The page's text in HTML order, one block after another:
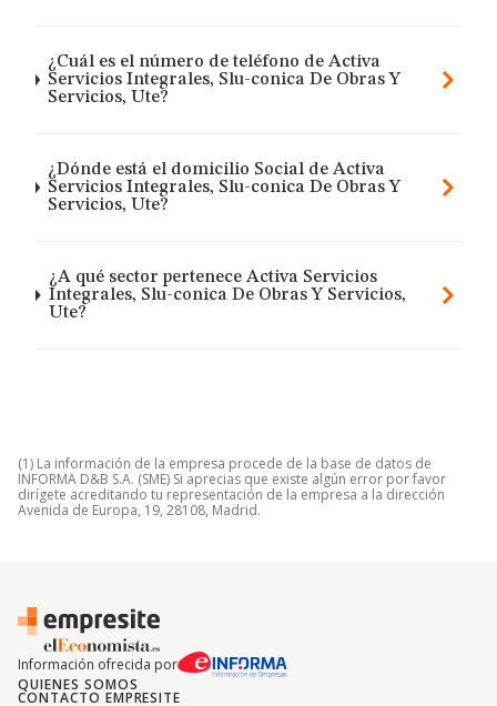
¿Cuál es el número de teléfono de Activa
Servicios Integrales, Slu-conica De Obras Y
Servicios, Ute?
¿Dónde está el domicilio Social de Activa
Servicios Integrales, Slu-conica De Obras Y
Servicios, Ute?
¿A qué sector pertenece Activa Servicios
Integrales, Slu-conica De Obras Y Servicios,
Ute?
(1) La información de la empresa procede de la base de datos de
INFORMA D&B S.A. (SME) Si aprecias que existe algún error por favor
dirígete acreditando tu representación de la empresa a la dirección
Avenida de Europa, 19, 28108, Madrid.
Información ofrecida por
QUIENES SOMOS
CONTACTO EMPRESITE